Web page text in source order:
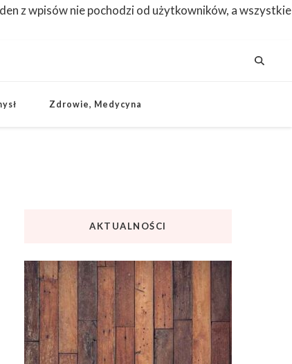
z wpisów nie pochodzi od użytkowników, a wszystkie
Zdrowie, Medycyna
AKTUALNOŚCI